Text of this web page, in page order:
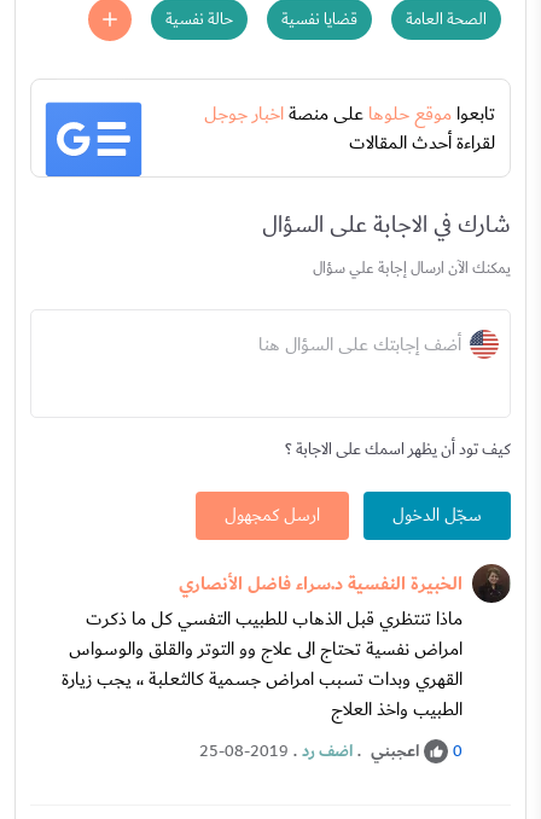
الصحة العامة قضايا نفسية حالة نفسية
تابعواموقع حلوهاعلى منصةاخبار جوجل
لقراءة أحدث المقالات
شارك في الاجابة على السؤال
يمكنك الآن ارسال إجابة علي سؤال
أضف إجابتك على السؤال هنا
كيف تود أن يظهر اسمك على الاجابة ؟
سجّل الدخول ارسل كمجهول
الخبيرة النفسية د.سراء فاضل الأنصاري
ماذا تنتظري قبل الذهاب للطبيب التفسي كل ما ذكرت
امراض نفسية تحتاج الى علاج وو التوتر والقلق والوسواس
القهري وبدات تسبب امراض جسمية كالثعلبة ،، يجب زيارة
الطبيب واخذ العلاج
0 اعجبني .اضف رد.
25-08-2019